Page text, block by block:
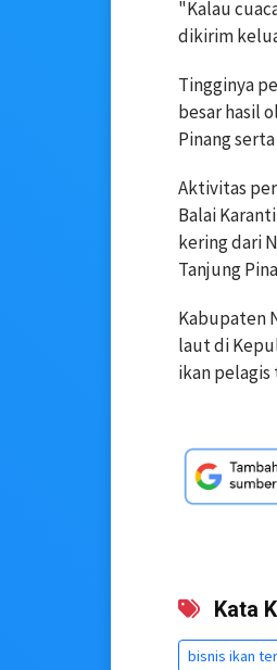
"Kalau
dikirim
Tingginya
besar hasil
Pinang
Aktivitas
Balai
kering dari
Tanjung
Kabupaten
laut di
ikan
Kata
bisnis ikan